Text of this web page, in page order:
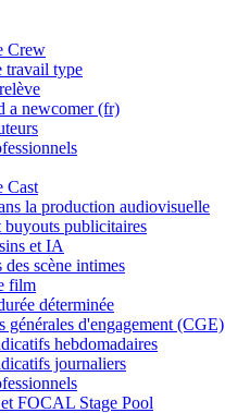
Crew
travail type
a newcomer (fr)
Cast
la production audiovisuelle
buyouts publicitaires
et IA
des scène intimes
film
déterminée
générales d'engagement (CGE)
hebdomadaires
journaliers
FOCAL Stage Pool